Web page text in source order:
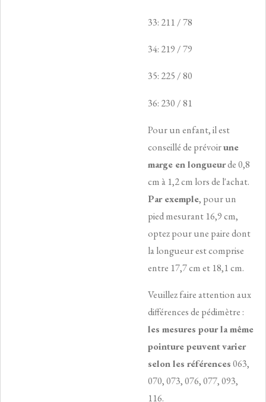
33: 211 / 78
34: 219 / 79
35: 225 / 80
36: 230 / 81
Pour un enfant, il est
conseillé de prévoirune
marge en longueurde 0,8
cm à 1,2 cm lors de l'achat.
Par exemple, pour un
pied mesurant 16,9 cm,
optez pour une paire dont
la longueur est comprise
entre 17,7 cm et 18,1 cm.
Veuillez faire attention aux
différences de pédimètre :
les mesures pour la même
pointure peuventvarier
selon les références063,
070, 073, 076, 077, 093,
116.